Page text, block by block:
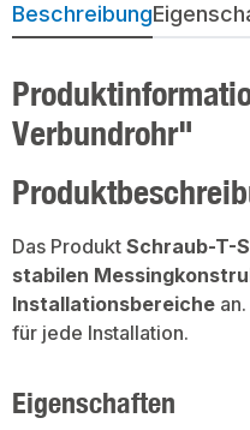
Beschreibung
Verbundrohr"
Das Produkt Schraub-T-
stabilen
Installationsbereiche
für jede Installation.
Eigenschaften